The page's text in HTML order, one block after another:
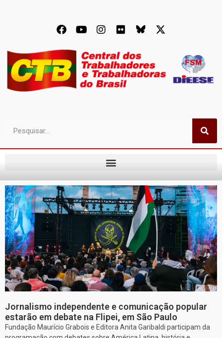
Jornalismo independente e comunicação popular
estarão em debate na Flipei, em São Paulo
Fundação Maurício Grabois e Editora Anita Garibaldi participam da